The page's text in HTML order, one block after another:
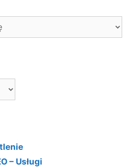
– Usługi